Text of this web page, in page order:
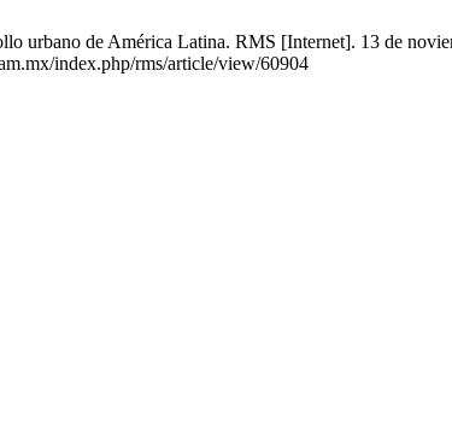
urbano de América Latina. RMS [Internet]. 13 de
index.php/rms/article/view/60904